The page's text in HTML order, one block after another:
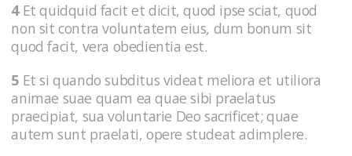
4Et quidquid facit et dicit, quod ipse sciat, quod
non sit contra voluntatem eius, dum bonum sit
quod facit, vera obedientia est.
5 Et si quando subditus videat meliora et utiliora
animae suae quam ea quae sibi praelatus
praecipiat, sua voluntarie Deo sacrificet; quae
autem sunt praelati, opere studeat adimplere.